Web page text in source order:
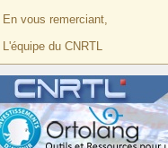
En vous remerciant,
L'équipe du CNRTL